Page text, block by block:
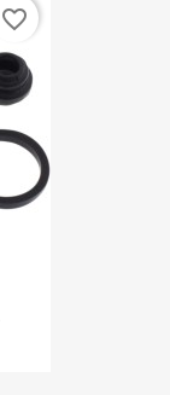
favorite_border